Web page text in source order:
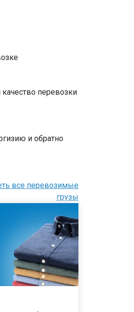
перевозки
и обратно
все перевозимые
грузы